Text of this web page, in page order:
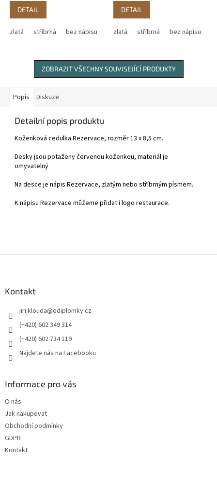
DETAIL
zlatá stříbrná bez nápisu
DETAIL
zlatá stříbrná bez nápisu
ZOBRAZIT VŠECHNY SOUVISEJÍCÍ PRODUKTY
Popis Diskuze
Detailní popis produktu
Koženková cedulka Rezervace, rozměr 13 x 8,5 cm.
Desky jsou potaženy červenou koženkou, materiál je
omyvatelný
Na desce je nápis Rezervace, zlatým nebo stříbrným písmem.
K nápisu Rezervace můžeme přidat i logo restaurace.
Kontakt
jiri.klouda@ediplomky.cz
(+420) 602 349 314
(+420) 602 734 119
Najdete nás na Facebooku
Informace pro vás
O nás
Jak nakupovat
Obchodní podmínky
GDPR
Kontakt